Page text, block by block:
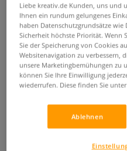
BIC® Intensity
Buntstifte im
Metalletui
Premium Buntstifte von
hochpigmentierten Minen
Schattierungen und
Liebe kreativ.de Kunden, uns und
Ihnen ein rundum gelungenes
haben Datenschutzgrundsätze wie
Sicherheit höchste Priorität. Wenn
Sie der Speicherung von Cookies
Websitenavigation zu verbessern,
unsere Marketingbemühungen zu
können Sie Ihre Einwilligung
wiederrufen. Diese finden Sie unter
Ablehnen